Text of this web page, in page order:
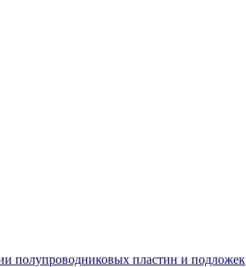
полупроводниковых пластин и подложек